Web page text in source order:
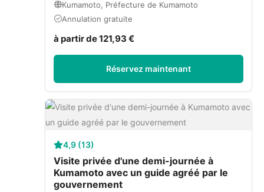
Kumamoto, Préfecture de Kumamoto
Annulation gratuite
à partir de 121,93 €
Réservez maintenant
4,9 (13)
Visite privée d'une demi-journée à
Kumamoto avec un guide agréé par le
gouvernement